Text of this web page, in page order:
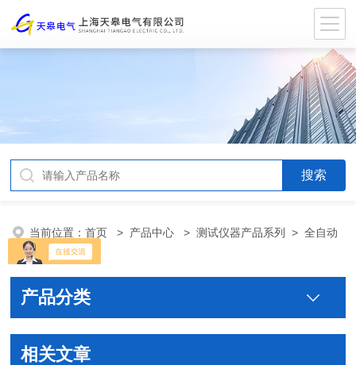
当前位置：首页 > 产品中心 >测试仪器产品系列 >全自动
变比测试仪
产品分类
相关文章